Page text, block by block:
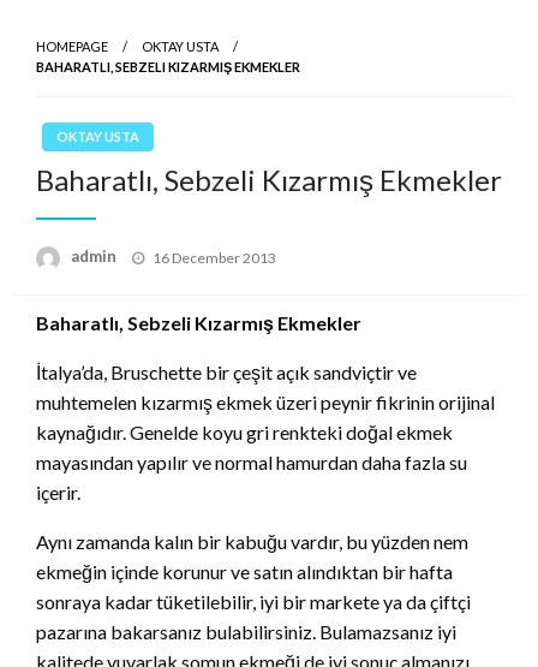
HOMEPAGE
OKTAY USTA
BAHARATLI, SEBZELI KIZARMIŞ EKMEKLER
OKTAY USTA
Baharatlı, Sebzeli Kızarmış Ekmekler
admin
Posted
16 December 2013
Baharatlı, Sebzeli Kızarmış Ekmekler
İtalya’da, Bruschette bir çeşit açık sandviçtir ve
muhtemelen kızarmış ekmek üzeri peynir fikrinin orijinal
kaynağıdır. Genelde koyu gri renkteki doğal ekmek
mayasından yapılır ve normal hamurdan daha fazla su
içerir.
Aynı zamanda kalın bir kabuğu vardır, bu yüzden nem
ekmeğin içinde korunur ve satın alındıktan bir hafta
sonraya kadar tüketilebilir, iyi bir markete ya da çiftçi
pazarına bakarsanız bulabilirsiniz. Bulamazsanız iyi
kalitede yuvarlak somun ekmeği de iyi sonuç almanızı